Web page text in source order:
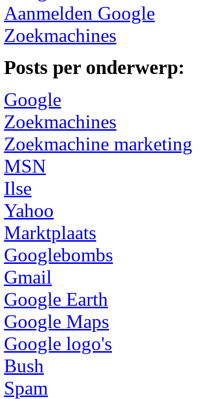
Aanmelden Google
Zoekmachines
Posts per onderwerp:
Google
Zoekmachines
Zoekmachine marketing
MSN
Ilse
Yahoo
Marktplaats
Googlebombs
Gmail
Google Earth
Google Maps
Google logo's
Bush
Spam